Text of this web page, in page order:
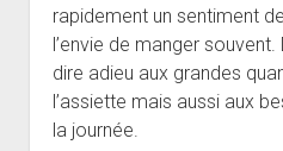
rapidement un sentiment
l’envie de manger
dire adieu aux grandes
l’assiette mais aussi aux
la journée.